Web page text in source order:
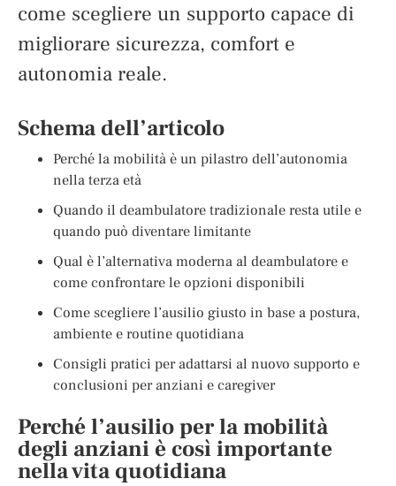
come scegliere un supporto capace di
migliorare sicurezza, comfort e
autonomia reale.
Schema dell’articolo
Perché la mobilità è un pilastro dell’autonomia
nella terza età
Quando il deambulatore tradizionale resta utile e
quando può diventare limitante
Qual è l’alternativa moderna al deambulatore e
come confrontare le opzioni disponibili
Come scegliere l’ausilio giusto in base a postura,
ambiente e routine quotidiana
Consigli pratici per adattarsi al nuovo supporto e
conclusioni per anziani e caregiver
Perché l’ausilio per la mobilità
degli anziani è così importante
nella vita quotidiana